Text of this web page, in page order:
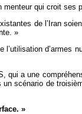
qui croit ses
de l’Iran
»
l’utilisation
qui a une
un scénario de
»